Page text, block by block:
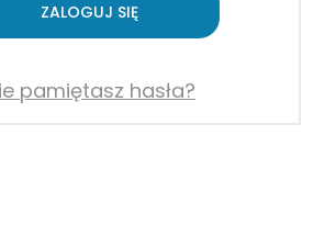
ZALOGUJ SIĘ
pamiętasz hasła?